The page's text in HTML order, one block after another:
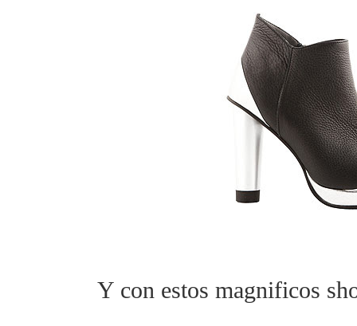
Y con estos magnificos